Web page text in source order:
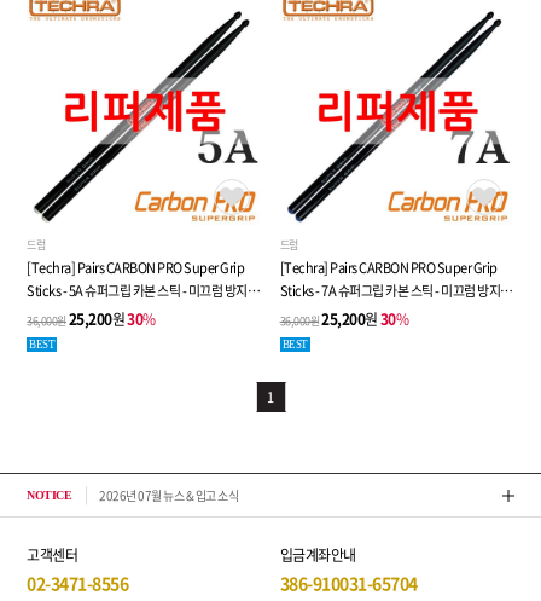
드럼
[Techra] Pairs CARBON PRO Super Grip
Sticks - 5A 슈퍼그립 카본 스틱 - 미끄럼 방지
특수처리 - 리퍼제품
36,000원25,200원30%
BEST
드럼
[Techra] Pairs CARBON PRO Super Grip
Sticks - 7A 슈퍼그립 카본 스틱 - 미끄럼 방지
특수처리 - 리퍼제품
36,000원25,200원30%
BEST
1
NOTICE 2026년 07월 뉴스 & 입고 소식 톤퀘
고객센터
02-3471-8556
입금계좌안내
386-910031-65704